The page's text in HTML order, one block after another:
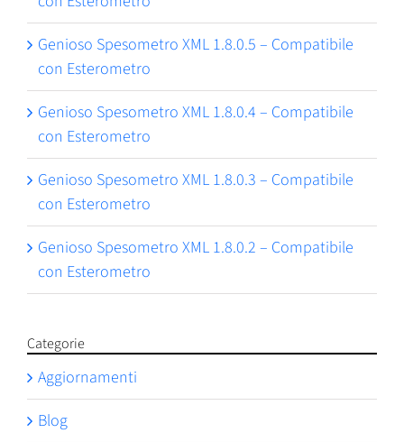
Genioso Spesometro XML 1.8.0.5 – Compatibile
con Esterometro
Genioso Spesometro XML 1.8.0.4 – Compatibile
con Esterometro
Genioso Spesometro XML 1.8.0.3 – Compatibile
con Esterometro
Genioso Spesometro XML 1.8.0.2 – Compatibile
con Esterometro
Categorie
Aggiornamenti
Blog